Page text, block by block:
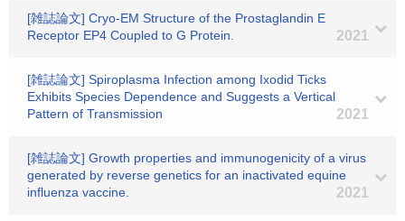
[雑誌論文] Cryo-EM Structure of the Prostaglandin E
Receptor EP4 Coupled to G Protein.
2021
[雑誌論文] Spiroplasma Infection among Ixodid Ticks
Exhibits Species Dependence and Suggests a Vertical
Pattern of Transmission
2021
[雑誌論文] Growth properties and immunogenicity of a virus
generated by reverse genetics for an inactivated equine
influenza vaccine.
2021